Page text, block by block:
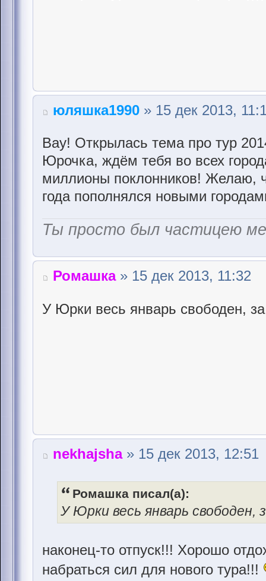
юляшка1990 » 15 дек 2013,
Вау! Открылась тема про тур
Юрочка, ждём тебя во всех
миллионы поклонников! Желаю,
года пополнялся новыми
Ты просто был частицею
Ромашка» 15 дек 2013, 11:32
У Юрки весь январь свободен,
nekhajsha» 15 дек 2013, 12:51
Ромашка писал(а):
У Юрки весь январь свободен,
наконец-то отпуск!!! Хорошо
набраться сил для нового тура!!!